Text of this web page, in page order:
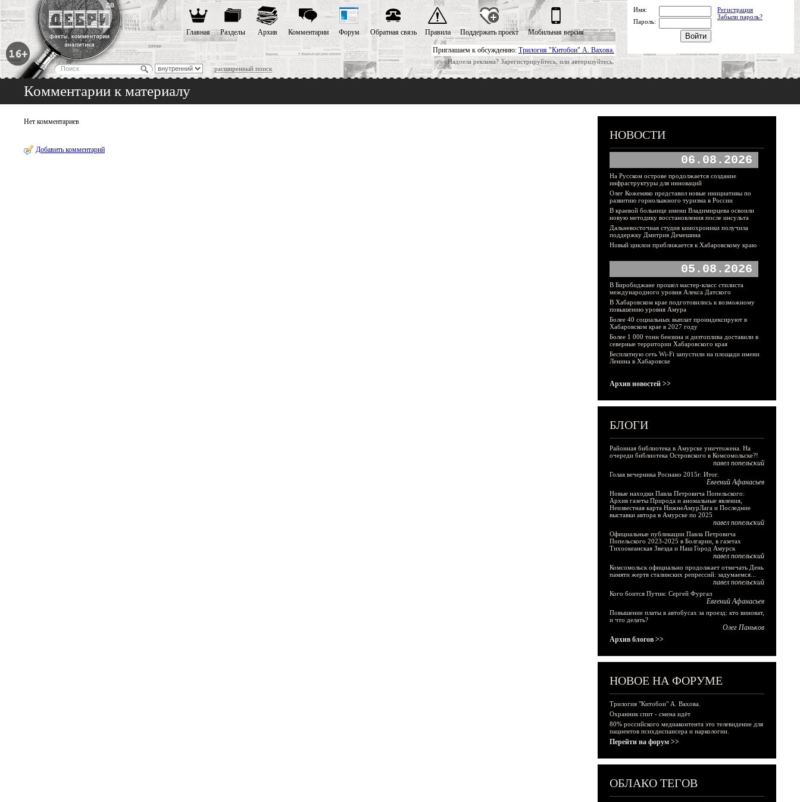
Приглашаем к обсуждению: Трилогия "Китобои" А. Вахова.
Надоела реклама? Зарегистрируйтесь, или авторизуйтесь.
расширенный поиск
Главная Разделы Архив Комментарии Форум Обратная связь Правила Поддержать проект Мобильная версия
Имя:
Регистрация
Забыли пароль?
Пароль:
Комментарии к материалу
Нет комментариев
Добавить комментарий
НОВОСТИ
06.08.2026
На Русском острове продолжается создание
инфраструктуры для инноваций
Олег Кожемяко представил новые инициативы по
развитию горнолыжного туризма в России
В краевой больнице имени Владимирцева освоили
новую методику восстановления после инсульта
Дальневосточная студия кинохроники получила
поддержку Дмитрия Демешина
Новый циклон приближается к Хабаровскому краю
05.08.2026
В Биробиджане прошел мастер-класс стилиста
международного уровня Алекса Датского
В Хабаровском крае подготовились к возможному
повышению уровня Амура
Более 40 социальных выплат проиндексируют в
Хабаровском крае в 2027 году
Более 1 000 тонн бензина и дизтоплива доставили в
северные территории Хабаровского края
Бесплатную сеть Wi-Fi запустили на площади имени
Ленина в Хабаровске
Архив новостей >>
БЛОГИ
Районная библиотека в Амурске уничтожена. На
очереди библиотека Островского в Комсомольске?!
павел попельский
Голая вечеринка Роснано 2015г. Итог.
Евгений Афанасьев
Новые находки Павла Петровича Попельского:
Архив газеты Природа и аномальные явления,
Неизвестная карта НижнеАмурЛага и Последние
выставки автора в Амурске по 2025
павел попельский
Официальные публикации Павла Петровича
Попельского 2023-2025 в Болгарии, в газетах
Тихоокеанская Звезда и Наш Город Амурск
павел попельский
Комсомольск официально продолжает отмечать День
памяти жертв сталинских репрессий: задумаемся...
павел попельский
Кого боится Путин: Сергей Фургал
Евгений Афанасьев
Повышение платы в автобусах за проезд: кто виноват,
и что делать?
Олег Паньков
Архив блогов >>
НОВОЕ НА ФОРУМЕ
Трилогия "Китобои" А. Вахова.
Охранник спит - смена идёт
80% российского медиаконтента это телевидение для
пациентов психдиспансера и наркологии.
Перейти на форум >>
ОБЛАКО ТЕГОВ